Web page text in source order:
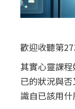
歡迎收聽第
其實心靈課
已的狀況與
識自已該用什